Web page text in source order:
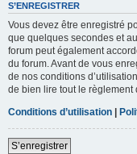
S’ENREGISTRER
Vous devez être enregistré
que quelques secondes et
forum peut également
du forum. Avant de vous
de nos conditions
de bien lire tout le règlement
Conditions d’utilisation |
S’enregistrer